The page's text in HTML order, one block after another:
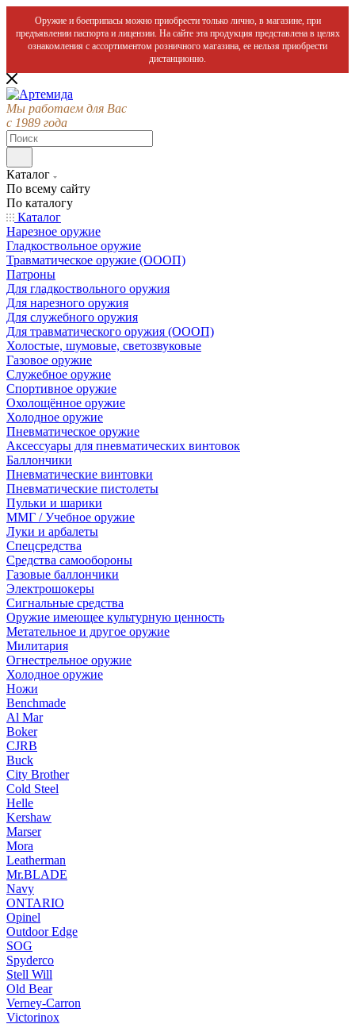
Оружие и боеприпасы можно приобрести только лично, в магазине, при
предъявлении паспорта и лицензии. На сайте эта продукция представлена в целях
ознакомления с ассортиментом розничного магазина, ее нельзя приобрести
дистанционно.
Мы работаем для Вас
с 1989 года
Каталог
По всему сайту
По каталогу
Каталог
Нарезное оружие
Гладкоствольное оружие
Травматическое оружие (ОООП)
Патроны
Для гладкоствольного оружия
Для нарезного оружия
Для служебного оружия
Для травматического оружия (ОООП)
Холостые, шумовые, светозвуковые
Газовое оружие
Служебное оружие
Спортивное оружие
Охолощённое оружие
Холодное оружие
Пневматическое оружие
Аксессуары для пневматических винтовок
Баллончики
Пневматические винтовки
Пневматические пистолеты
Пульки и шарики
ММГ / Учебное оружие
Луки и арбалеты
Спецсредства
Средства самообороны
Газовые баллончики
Электрошокеры
Сигнальные средства
Оружие имеющее культурную ценность
Метательное и другое оружие
Милитария
Огнестрельное оружие
Холодное оружие
Ножи
Benchmade
Al Mar
Boker
CJRB
Buck
City Brother
Cold Steel
Helle
Kershaw
Marser
Mora
Leatherman
Mr.BLADE
Navy
ONTARIO
Opinel
Outdoor Edge
SOG
Spyderco
Stell Will
Old Bear
Verney-Carron
Victorinox